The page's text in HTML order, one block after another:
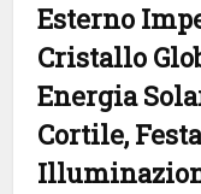
Esterno
Cristallo
Energia
Cortile,